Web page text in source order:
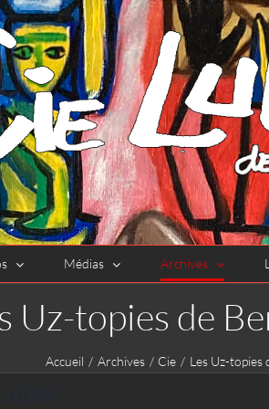
Médias Archives
Uz-topies de
Accueil Archives Cie Les Uz-